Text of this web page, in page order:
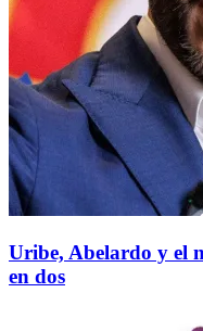
Uribe, Abelardo y el
en dos